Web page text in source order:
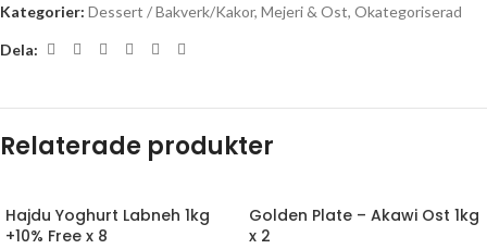
Kategorier: Dessert / Bakverk/Kakor, Mejeri & Ost, Okategoriserad
Dela:
Relaterade produkter
Hajdu Yoghurt Labneh 1kg
+10% Free x 8
Golden Plate – Akawi Ost 1kg
x 2